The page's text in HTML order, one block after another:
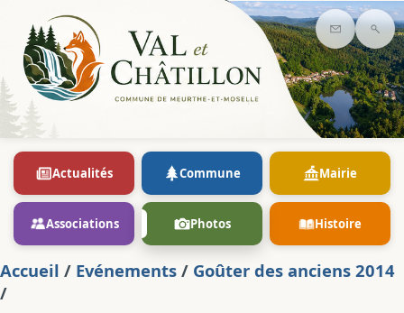
Contact
Actualités Commune Mairie
Associations Photos Histoire
Accueil / Evénements / Goûter des anciens 2014
/